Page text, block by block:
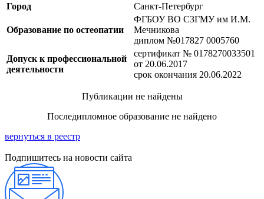
Город
Санкт-Петербург
Образование по остеопатии
ФГБОУ ВО СЗГМУ им И.М.
Мечникова
диплом №017827 0005760
Допуск к профессиональной
деятельности
сертификат № 0178270033501
от 20.06.2017
срок окончания 20.06.2022
Публикации не найдены
Последипломное образование не найдено
вернуться в реестр
Подпишитесь на новости сайта